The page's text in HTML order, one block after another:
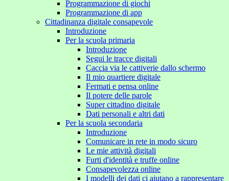
Programmazione di giochi
Programmazione di app
Cittadinanza digitale consapevole
Introduzione
Per la scuola primaria
Introduzione
Segui le tracce digitali
Caccia via le cattiverie dallo schermo
Il mio quartiere digitale
Fermati e pensa online
Il potere delle parole
Super cittadino digitale
Dati personali e altri dati
Per la scuola secondaria
Introduzione
Comunicare in rete in modo sicuro
Le mie attività digitali
Furti d'identità e truffe online
Consapevolezza online
I modelli dei dati ci aiutano a rappresentare